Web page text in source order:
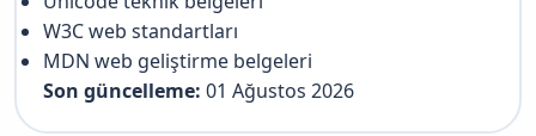
W3C web standartları
MDN web geliştirme belgeleri
Son güncelleme: 01 Ağustos 2026